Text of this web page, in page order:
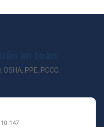
PPE, PCCC.